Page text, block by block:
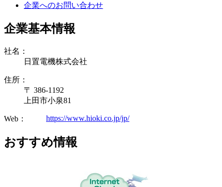
企業へのお問い合わせ
企業基本情報
社名：
日置電機株式会社
住所：
〒 386-1192
上田市小泉81
Web： https://www.hioki.co.jp/jp/
おすすめ情報